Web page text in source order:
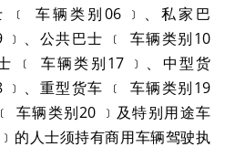
﹝ 车辆类别06 ﹞、私家巴
﹞、公共巴士 ﹝ 车辆类别10
﹝ 车辆类别17 ﹞、中型货
﹞、重型货车 ﹝ 车辆类别19
车辆类别20 ﹞及特别用途车
的人士须持有商用车辆驾驶执